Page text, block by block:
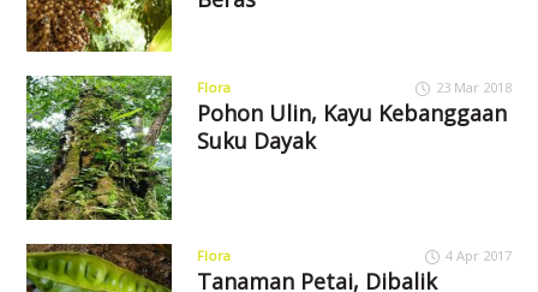
Flora 23 Mar 2018
Pohon Ulin, Kayu Kebanggaan
Suku Dayak
Flora 4 Apr 2017
Tanaman Petai, Dibalik